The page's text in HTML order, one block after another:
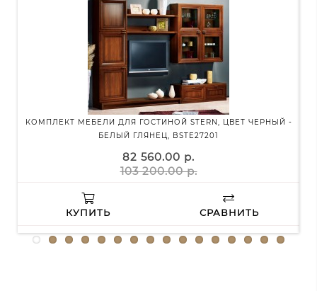
КОМПЛЕКТ МЕБЕЛИ ДЛЯ ГОСТИНОЙ STERN, ЦВЕТ ЧЕРНЫЙ -
БЕЛЫЙ ГЛЯНЕЦ, BSTE27201
82 560.00 р.
103 200.00 р.
КУПИТЬ СРАВНИТЬ